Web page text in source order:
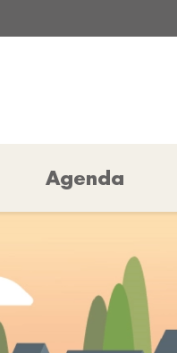
Agenda